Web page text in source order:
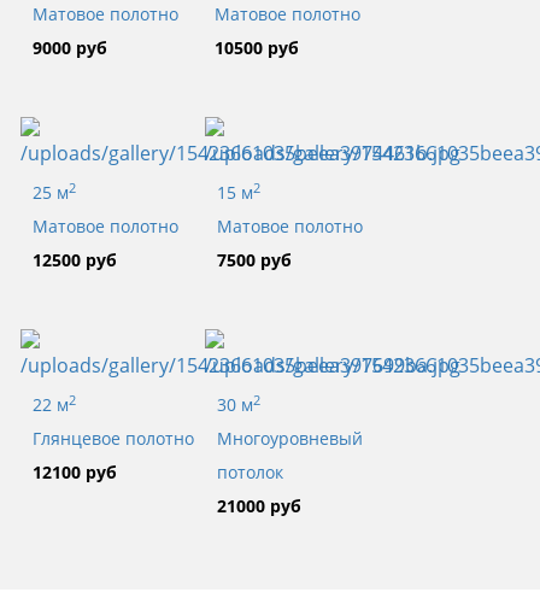
Матовое полотно
9000 руб
Матовое полотно
10500 руб
25 м2
Матовое полотно
12500 руб
15 м2
Матовое полотно
7500 руб
22 м2
Глянцевое полотно
12100 руб
30 м2
Многоуровневый
потолок
21000 руб